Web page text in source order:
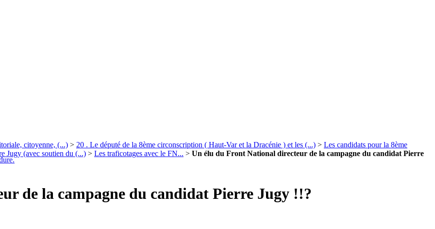
citoyenne, (...) > 20 . Le député de la 8ème circonscription ( Haut-Var et la Dracénie ) et les (...) > Les candidats pour la 8ème
Jugy (avec soutien du (...) > Les traficotages avec le FN... > Un élu du Front National directeur de la campagne du candidat Pierre
de la campagne du candidat Pierre Jugy !!?